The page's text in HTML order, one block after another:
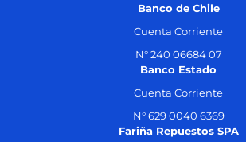
Banco de Chile
Cuenta Corriente
N° 240 06684 07
Banco Estado
Cuenta Corriente
N° 629 0040 6369
Fariña Repuestos SPA